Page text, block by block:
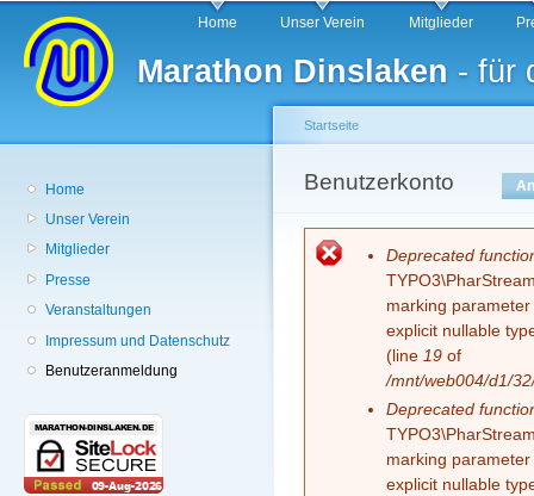
Marathon Dinslaken - für
Hauptmenü Home Unser Verein Mitglieder
Home
Unser Verein
Mitglieder
Presse
Veranstaltungen
Impressum und Datenschutz
Benutzeranmeldung
Sie sind hier
Startseite
Benutzerkonto
Haupt-Reiter
Fehlermeldung
Deprecated
marking
explicit nullable
(line 19 of
/mnt/web004/d1/
Deprecated
marking
explicit nullable